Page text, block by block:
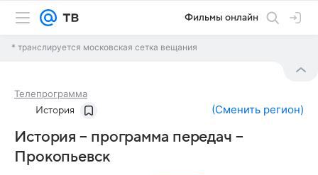
Фильмы онлайн
* транслируется московская сетка вещания
Телепрограмма
История (Сменить регион)
История – программа передач –
Прокопьевск